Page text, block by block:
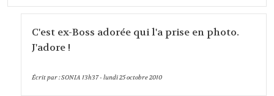
C'est ex-Boss adorée qui l'a prise en photo.
J'adore !
Écrit par :SONIA 13h37- lundi 25octobre 2010